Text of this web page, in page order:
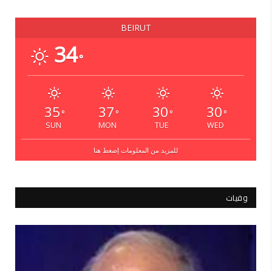
BEIRUT
34°
35 °
SUN
37 °
MON
30 °
TUE
30 °
WED
للمزيد من المعلومات إضغط هنا
وفيات